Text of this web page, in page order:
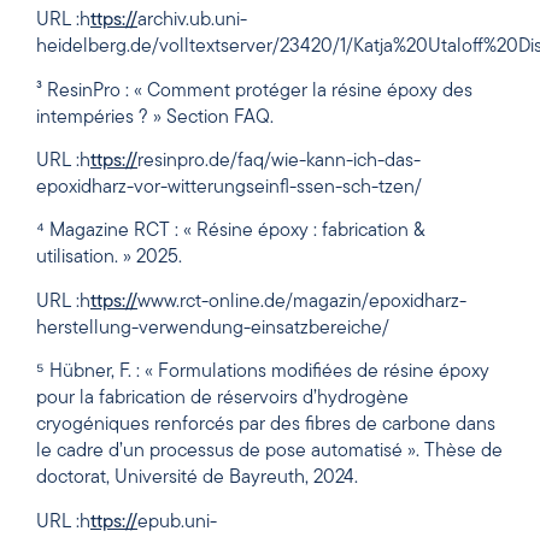
URL :https://archiv.ub.uni-
heidelberg.de/volltextserver/23420/1/
³ ResinPro : « Comment protéger la résine époxy des
intempéries ? » Section FAQ.
URL :https://resinpro.de/faq/wie-kann-ich-das-
epoxidharz-vor-witterungseinfl-ssen-sch-tzen/
⁴ Magazine RCT : « Résine époxy : fabrication &
utilisation. » 2025.
URL :https://www.rct-online.de/magazin/epoxidharz-
herstellung-verwendung-einsatzbereiche/
⁵ Hübner, F. : « Formulations modifiées de résine époxy
pour la fabrication de réservoirs d’hydrogène
cryogéniques renforcés par des fibres de carbone dans
le cadre d’un processus de pose automatisé ». Thèse de
doctorat, Université de Bayreuth, 2024.
URL :https://epub.uni-